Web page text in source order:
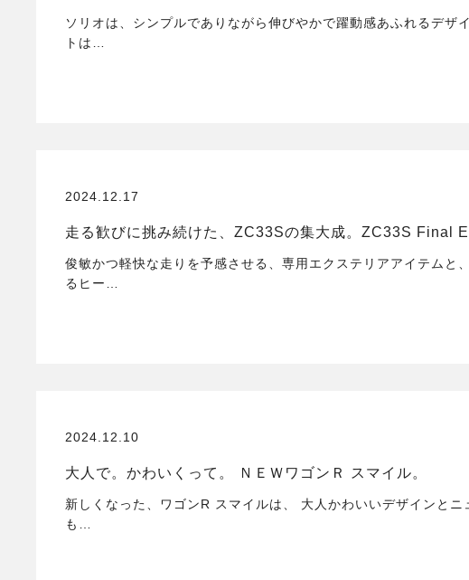
ソリオは、シンプルでありながら伸びやかで躍動感あふれるデザ
トは…
2024.12.17
走る歓びに挑み続けた、ZC33Sの集大成。ZC33S Final
俊敏かつ軽快な走りを予感させる、専用エクステリアアイテムと
るヒー…
2024.12.10
大人で。かわいくって。 ＮＥＷワゴンＲ スマイル。
新しくなった、ワゴンR スマイルは、 大人かわいいデザインとニ
も…